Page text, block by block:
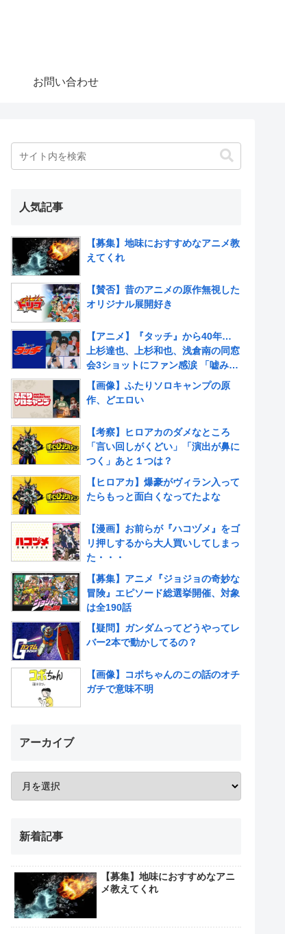
お問い合わせ
人気記事
【募集】地味におすすめなアニメ教
えてくれ
【賛否】昔のアニメの原作無視した
オリジナル展開好き
【アニメ】『タッチ』から40年…
上杉達也、上杉和也、浅倉南の同窓
会3ショットにファン感涙 「嘘みた
いだろ…また三人揃ってるんだぜ」
【画像】ふたりソロキャンプの原
作、どエロい
【考察】ヒロアカのダメなところ
「言い回しがくどい」「演出が鼻に
つく」あと１つは？
【ヒロアカ】爆豪がヴィラン入って
たらもっと面白くなってたよな
【漫画】お前らが『ハコヅメ』をゴ
リ押しするから大人買いしてしまっ
た・・・
【募集】アニメ『ジョジョの奇妙な
冒険』エピソード総選挙開催、対象
は全190話
【疑問】ガンダムってどうやってレ
バー2本で動かしてるの？
【画像】コボちゃんのこの話のオチ
ガチで意味不明
アーカイブ
新着記事
【募集】地味におすすめなアニ
メ教えてくれ